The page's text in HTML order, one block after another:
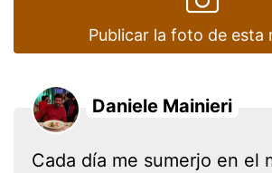
Publicar la foto de esta
Daniele Mainieri
Cada día me sumerjo en el